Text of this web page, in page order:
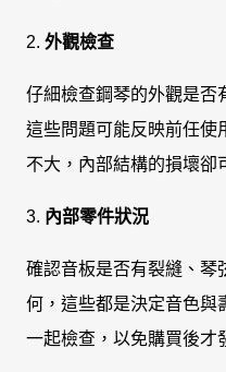
2. 外觀檢查
仔細檢查鋼琴的外觀是否
這些問題可能反映前任使
不大，內部結構的損壞卻
3. 內部零件狀況
確認音板是否有裂縫、琴
何，這些都是決定音色與
一起檢查，以免購買後才